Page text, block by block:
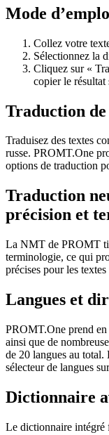
Mode
Collez votre
Sélectionnez la
Cliquez sur «
copier le résultat
Traduction de
Traduisez des textes
russe. PROMT.One
options de traduction
Traduction
précision et
La NMT de PROMT
terminologie, ce qui
précises pour les
Langues et
PROMT.One prend
ainsi que de
de 20 langues au total.
sélecteur de langues
Dictionnaire
Le dictionnaire intégré